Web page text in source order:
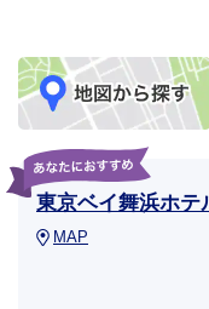
東京ベイ舞浜ホ
MAP